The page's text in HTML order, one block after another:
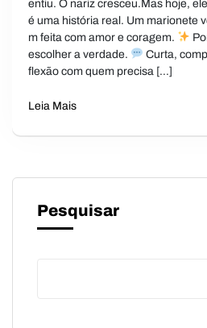
entiu. O nariz cresceu.Mas hoje,
é uma história real. Um marionete
m feita com amor e coragem.
escolher a verdade.
Curta,
flexão com quem precisa […]
Leia Mais
Pesquisar